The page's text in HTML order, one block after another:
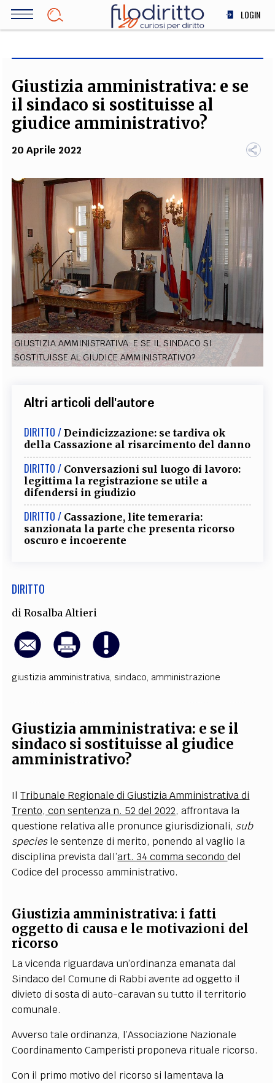
Salta
LOGIN
SOCIETÀ
MEDICINA
SCIENZA
TEAM
FILODIRITTO REDAZIONE COMITATO SCIENTIFICO AUTORI
CURATORI
FOTOGRAFI
PARTNER COLLABORA CON NOI
EXTRA
CODICI RUBRICHE LIBRI PROCEEDINGS PUBBLICITÀ CONTATTI
SOCIAL MEDIA
Giustizia amministrativa: e se
il sindaco si sostituisse al
giudice amministrativo?
20 Aprile 2022
GIUSTIZIA AMMINISTRATIVA: E SE IL SINDACO SI
SOSTITUISSE AL GIUDICE AMMINISTRATIVO?
Altri articoli dell'autore
DIRITTO / Deindicizzazione: se tardiva ok
della Cassazione al risarcimento del danno
DIRITTO / Conversazioni sul luogo di lavoro:
legittima la registrazione se utile a
difendersi in giudizio
DIRITTO / Cassazione, lite temeraria:
sanzionata la parte che presenta ricorso
oscuro e incoerente
DIRITTO
diRosalba Altieri
giustizia amministrativa,sindaco, amministrazione
Giustizia amministrativa: e se il
sindaco si sostituisse al giudice
amministrativo?
IlTribunale Regionale di Giustizia Amministrativa di
Trento, con sentenza n. 52 del 2022, affrontava la
questione relativa alle pronunce giurisdizionali, sub
speciesle sentenze di merito, ponendo al vaglio la
disciplina prevista dall’art. 34 comma secondodel
Codice del processo amministrativo.
Giustizia amministrativa: i fatti
oggetto di causa e le motivazioni del
ricorso
La vicenda riguardava un’ordinanza emanata dal
Sindaco del Comune di Rabbi avente ad oggetto il
divieto di sosta di auto-caravan su tutto il territorio
comunale.
Avverso tale ordinanza, l’Associazione Nazionale
Coordinamento Camperisti proponeva rituale ricorso.
Con il primo motivo del ricorso si lamentava la